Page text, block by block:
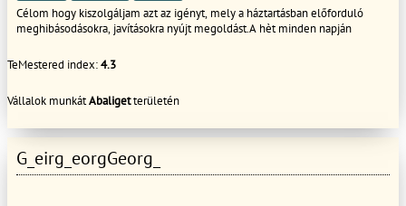
Célom hogy kiszolgáljam azt az igényt, mely a háztartásban előforduló
meghibásodásokra, javításokra nyújt megoldást.A hèt minden napján
TeMestered index:4.3
Vállalok munkátAbaligetterületén
G_eirg_eorgGeorg_